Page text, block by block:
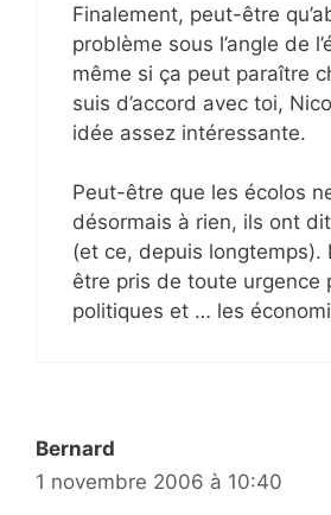
Finalement, peut-être
problème sous l’angle de
même si ça peut paraître
suis d’accord avec toi,
idée assez intéressante.
Peut-être que les écolos
désormais à rien, ils ont dit
(et ce, depuis longtemps).
être pris de toute urgence
politiques et … les
Bernard
1 novembre 2006 à 10:40